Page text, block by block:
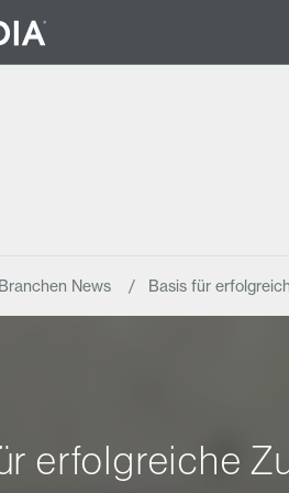
Branchen News Basis für
erfolgreiche